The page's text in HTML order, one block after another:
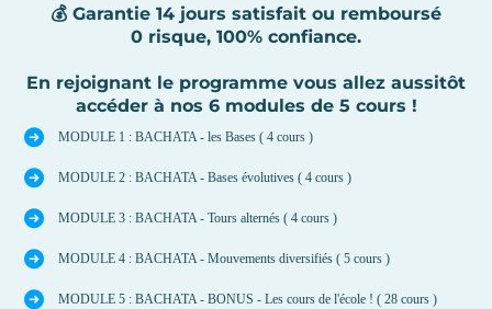
💰 Garantie 14 jours satisfait ou remboursé
0 risque, 100% confiance.
En rejoignant le programme vous allez aussitôt
accéder à nos 6 modules de 5 cours !
MODULE 1 : BACHATA - les Bases ( 4 cours )
MODULE 2 : BACHATA - Bases évolutives ( 4 cours )
MODULE 3 : BACHATA - Tours alternés ( 4 cours )
MODULE 4 : BACHATA - Mouvements diversifiés ( 5 cours )
MODULE 5 : BACHATA - BONUS - Les cours de l'école ! ( 28 cours )